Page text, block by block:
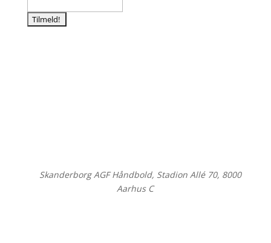
Skanderborg AGF Håndbold, Stadion Allé 70, 8000
Aarhus C